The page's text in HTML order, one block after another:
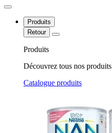
Produits
Retour
Produits
Découvrez tous nos produits
Catalogue produits